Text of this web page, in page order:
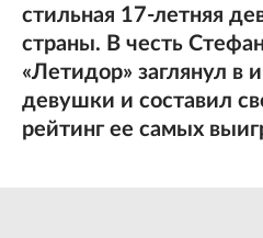
стильная 17-летняя
страны. В честь
«Летидор» заглянул в
девушки и составил
рейтинг ее самых